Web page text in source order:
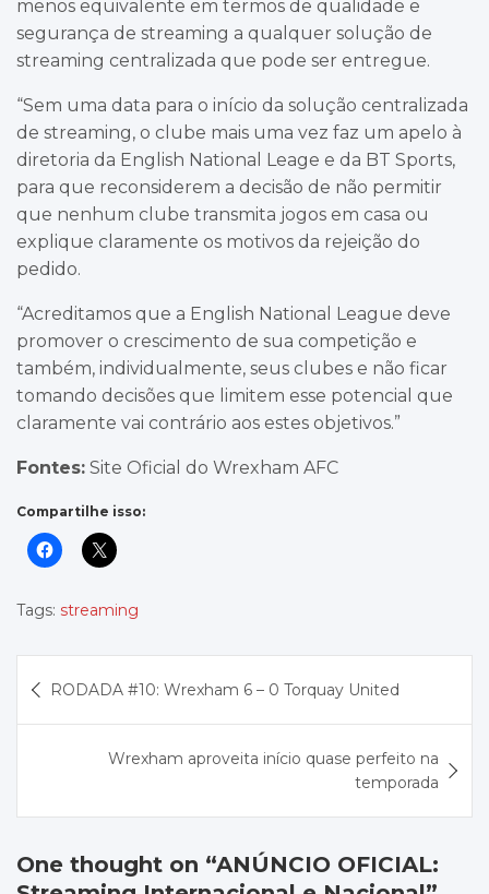
menos equivalente em termos de qualidade e
segurança de streaming a qualquer solução de
streaming centralizada que pode ser entregue.
“Sem uma data para o início da solução centralizada
de streaming, o clube mais uma vez faz um apelo à
diretoria da English National Leage e da BT Sports,
para que reconsiderem a decisão de não permitir
que nenhum clube transmita jogos em casa ou
explique claramente os motivos da rejeição do
pedido.
“Acreditamos que a English National League deve
promover o crescimento de sua competição e
também, individualmente, seus clubes e não ficar
tomando decisões que limitem esse potencial que
claramente vai contrário aos estes objetivos.”
Fontes: Site Oficial do Wrexham AFC
Compartilhe isso:
Tags: streaming
de
RODADA #10: Wrexham 6 – 0 Torquay United
Wrexham aproveita início quase perfeito na
temporada
One thought on “ANÚNCIO OFICIAL: